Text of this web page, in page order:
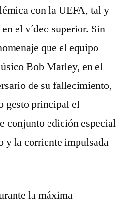
con la UEFA, tal y
el vídeo superior. Sin
que el equipo
Bob Marley, en el
de su fallecimiento,
gesto principal el
conjunto edición especial
y la corriente impulsada
la máxima